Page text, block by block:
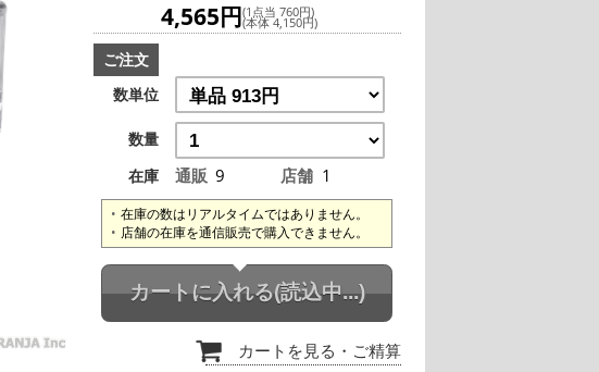
4,565円(1点当 760円)
(本体 4,150円)
ご注文
数単位
数量
在庫
通販 9 店舗 1
在庫の数はリアルタイムではありません。
店舗の在庫を通信販売で購入できません。
カートに入れる(読込中...)
カートを見る ・ご精算